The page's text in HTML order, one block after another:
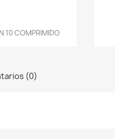
rápida
10 COMPRIMIDO
(0)